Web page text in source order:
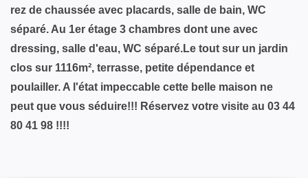
rez de chaussée avec placards, salle de bain, WC
séparé. Au 1er étage 3 chambres dont une avec
dressing, salle d'eau, WC séparé.Le tout sur un jardin
clos sur 1116m², terrasse, petite dépendance et
poulailler. A l'état impeccable cette belle maison ne
peut que vous séduire!!! Réservez votre visite au 03 44
80 41 98 !!!!